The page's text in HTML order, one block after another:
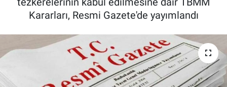
Kararları, Resmi Gazete'de yayımlandı
Köşe Yazıları
Röportaj
Video Galeri
Haber Arşivi